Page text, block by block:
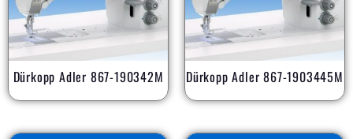
Dürkopp Adler 867-190342M Dürkopp Adler 867-1903445M